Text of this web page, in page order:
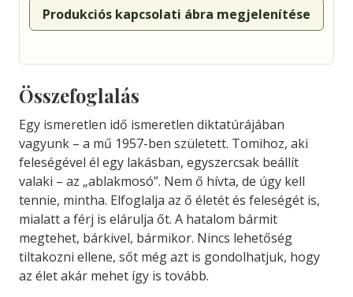
Produkciós kapcsolati ábra megjelenítése
Összefoglalás
Egy ismeretlen idő ismeretlen diktatúrájában
vagyunk – a mű 1957-ben született. Tomihoz, aki
feleségével él egy lakásban, egyszercsak beállít
valaki – az „ablakmosó”. Nem ő hívta, de úgy kell
tennie, mintha. Elfoglalja az ő életét és feleségét is,
mialatt a férj is elárulja őt. A hatalom bármit
megtehet, bárkivel, bármikor. Nincs lehetőség
tiltakozni ellene, sőt még azt is gondolhatjuk, hogy
az élet akár mehet így is tovább.